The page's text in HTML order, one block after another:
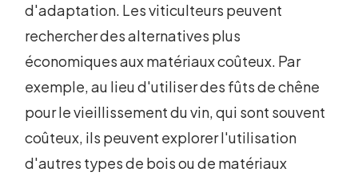
d'adaptation. Les viticulteurs peuvent
rechercher des alternatives plus
économiques aux matériaux coûteux. Par
exemple, au lieu d'utiliser des fûts de chêne
pour le vieillissement du vin, qui sont souvent
coûteux, ils peuvent explorer l'utilisation
d'autres types de bois ou de matériaux